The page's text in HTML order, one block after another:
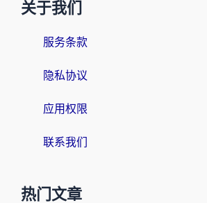
关于我们
服务条款
隐私协议
应用权限
联系我们
热门文章